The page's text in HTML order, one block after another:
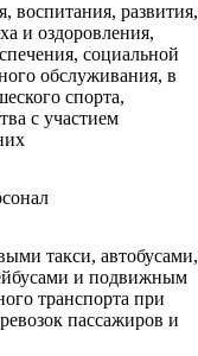
воспитания, развития,
и оздоровления,
социальной
обслуживания, в
спорта,
с участием
такси, автобусами,
и подвижным
транспорта при
пассажиров и